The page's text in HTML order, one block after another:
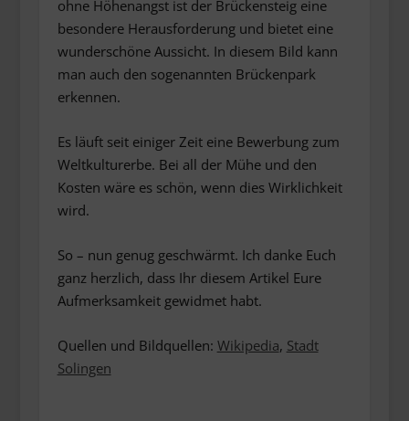
ohne Höhenangst ist der Brückensteig eine
besondere Herausforderung und bietet eine
wunderschöne Aussicht. In diesem Bild kann
man auch den sogenannten Brückenpark
erkennen.
Es läuft seit einiger Zeit eine Bewerbung zum
Weltkulturerbe. Bei all der Mühe und den
Kosten wäre es schön, wenn dies Wirklichkeit
wird.
So – nun genug geschwärmt. Ich danke Euch
ganz herzlich, dass Ihr diesem Artikel Eure
Aufmerksamkeit gewidmet habt.
Quellen und Bildquellen: Wikipedia, Stadt
Solingen